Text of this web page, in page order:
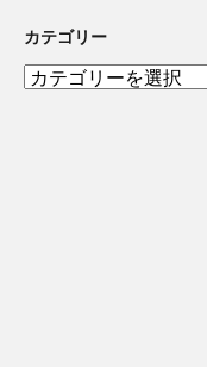
記
事
カテゴリー
カ